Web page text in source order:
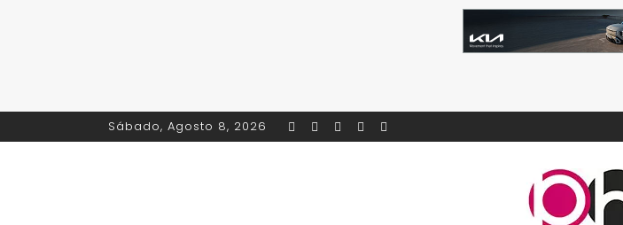
Sábado, Agosto 8, 2026